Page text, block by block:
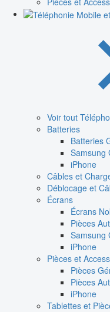
Voir tout
Batteries
Batteries
Samsung
iPhone
Câbles et
Déblocage et
Écrans
Écrans
Pièces
Samsung
iPhone
Pièces et
Pièces
Pièces
iPhone
Tablettes et